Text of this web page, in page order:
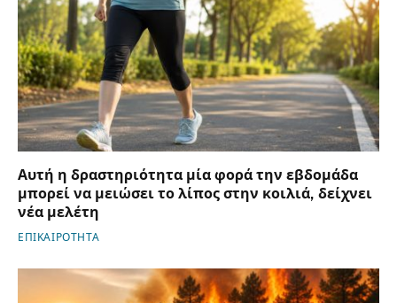
Αυτή η δραστηριότητα μία φορά την εβδομάδα
μπορεί να μειώσει το λίπος στην κοιλιά, δείχνει
νέα μελέτη
ΕΠΙΚΑΙΡΟΤΗΤΑ